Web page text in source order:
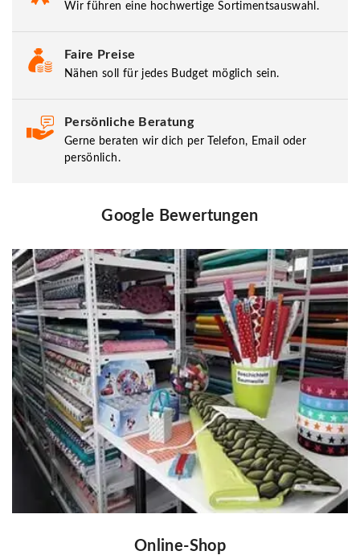
Wir führen eine hochwertige Sortimentsauswahl.
Faire Preise
Nähen soll für jedes Budget möglich sein.
Persönliche Beratung
Gerne beraten wir dich per Telefon, Email oder
persönlich.
Google Bewertungen
Online-Shop